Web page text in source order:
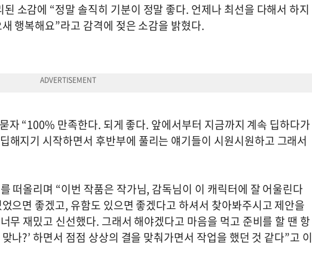
소감에 “정말 솔직히 기분이 정말 좋다. 언제나 최선을 다해서 하지
행복해요”라고 감격에 젖은 소감을 밝혔다.
자 “100% 만족한다. 되게 좋다. 앞에서부터 지금까지 계속 딥하다가
해지기 시작하면서 후반부에 풀리는 얘기들이 시원시원하고 그래서
떠올리며 “이번 작품은 작가님, 감독님이 이 캐릭터에 잘 어울린다
으면 좋겠고, 유함도 있으면 좋겠다고 하셔서 찾아봐주시고 제안을
무 재밌고 신선했다. 그래서 해야겠다고 마음을 먹고 준비를 할 땐 항
나?’ 하면서 점점 상상의 결을 맞춰가면서 작업을 했던 것 같다”고 이